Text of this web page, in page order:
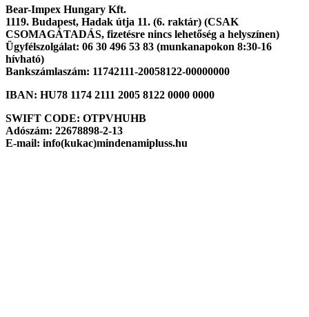
Bear-Impex Hungary Kft.
1119. Budapest, Hadak útja 11. (6. raktár) (CSAK
CSOMAGÁTADÁS, fizetésre nincs lehetőség a helyszínen)
Ügyfélszolgálat: 06 30 496 53 83 (munkanapokon 8:30-16
hívható)
Bankszámlaszám: 11742111-20058122-00000000
IBAN: HU78 1174 2111 2005 8122 0000 0000
SWIFT CODE: OTPVHUHB
Adószám: 22678898-2-13
E-mail: info(kukac)mindenamipluss.hu